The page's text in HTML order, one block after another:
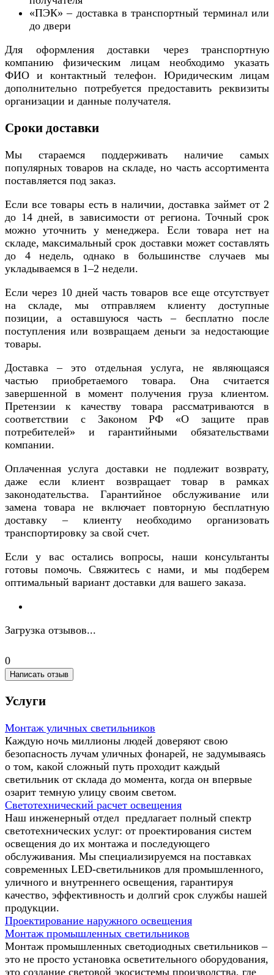
«ПЭК» – доставка в транспортный терминал или
до двери
Для оформления доставки через транспортную
компанию физическим лицам необходимо указать
ФИО и контактный телефон. Юридическим лицам
дополнительно потребуется предоставить реквизиты
организации и данные получателя.
Сроки доставки
Мы стараемся поддерживать наличие самых
популярных товаров на складе, но часть ассортимента
поставляется под заказ.
Если все товары есть в наличии, доставка займет от 2
до 14 дней, в зависимости от региона. Точный срок
можно уточнить у менеджера. Если товара нет на
складе, максимальный срок доставки может составлять
до 4 недель, однако в большинстве случаев мы
укладываемся в 1–2 недели.
Если через 10 дней часть товаров все еще отсутствует
на складе, мы отправляем клиенту доступные
позиции, а оставшуюся часть – бесплатно после
поступления или возвращаем деньги за недостающие
товары.
Доставка – это отдельная услуга, не являющаяся
частью приобретаемого товара. Она считается
завершенной в момент получения груза клиентом.
Претензии к качеству товара рассматриваются в
соответствии с Законом РФ «О защите прав
потребителей» и гарантийными обязательствами
компании.
Оплаченная услуга доставки не подлежит возврату,
даже если клиент возвращает товар в рамках
законодательства. Гарантийное обслуживание или
замена товара не включает повторную бесплатную
доставку – клиенту необходимо организовать
транспортировку за свой счет.
Если у вас остались вопросы, наши консультанты
готовы помочь. Свяжитесь с нами, и мы подберем
оптимальный вариант доставки для вашего заказа.
Загрузка отзывов...
0
Написать отзыв
Услуги
Монтаж уличных светильников
Каждую ночь миллионы людей доверяют свою
безопасность лучам уличных фонарей, не задумываясь
о том, какой сложный путь проходит каждый
светильник от склада до момента, когда он впервые
озарит темную улицу своим светом.
Светотехнический расчет освещения
Наш инженерный отдел предлагает полный спектр
светотехнических услуг: от проектирования систем
освещения до их монтажа и последующего
обслуживания. Мы специализируемся на поставках
современных LED-светильников для промышленного,
уличного и внутреннего освещения, гарантируя
качество, эффективность и долгий срок службы нашей
продукции.
Проектирование наружного освещения
Монтаж промышленных светильников
Монтаж промышленных светодиодных светильников –
это не просто установка осветительного оборудования,
это создание световой экосистемы производства, где